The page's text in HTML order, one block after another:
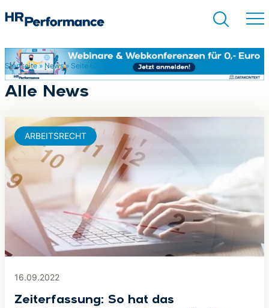
Startseite» News» Seite 62
Alle News
16.09.2022
Zeiterfassung: So hat das
ARBEITSRECHT